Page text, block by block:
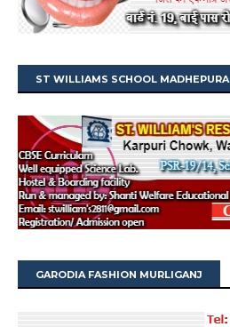
ST WILLIAMS SCHOOL MADHEPURA
GARODIA FASHION MURLIGANJ